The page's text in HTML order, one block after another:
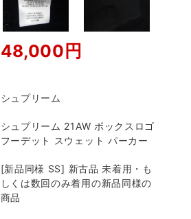
48,000円
シュプリーム
シュプリーム 21AW ボックスロゴ
フーデット スウェット パーカー
[新品同様 SS] 新古品 未着用・も
しくは数回のみ着用の新品同様の
商品